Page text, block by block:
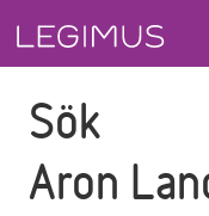
Sök
Aron